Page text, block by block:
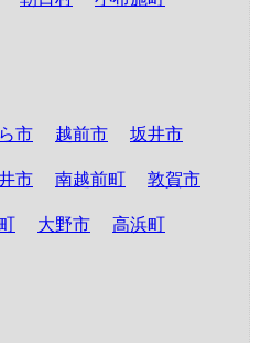
市 越前市 坂井市
市 南越前町 敦賀市
大野市 高浜町